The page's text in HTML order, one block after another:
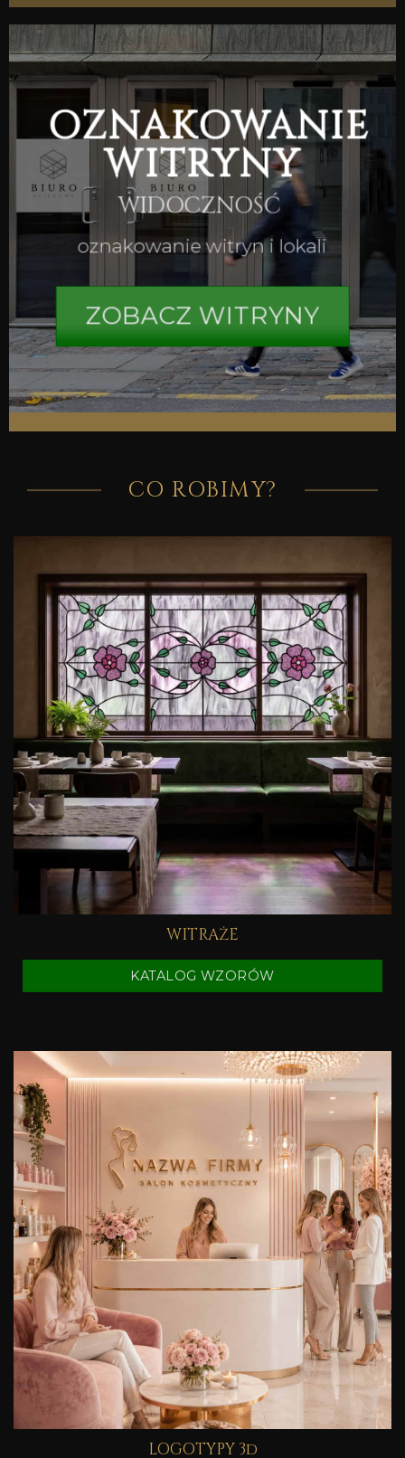
OZNAKOWANIE
WITRYNY
WIDOCZNOŚĆ
oznakowanie witryn i lokali
ZOBACZ WITRYNY
CO ROBIMY?
WITRAŻE
KATALOG WZORÓW
LOGOTYPY 3d